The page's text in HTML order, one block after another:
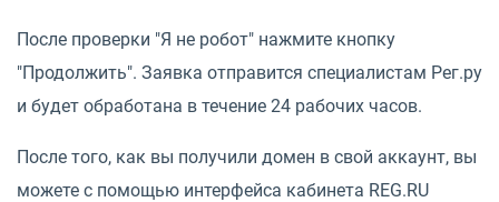
После проверки "Я не робот" нажмите кнопку
"Продолжить". Заявка отправится специалистам Рег.ру
и будет обработана в течение 24 рабочих часов.
После того, как вы получили домен в свой аккаунт, вы
можете с помощью интерфейса кабинета REG.RU